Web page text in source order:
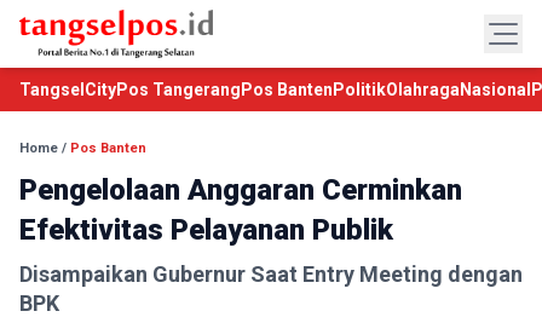
TangselCityPos Tangerang Pos Banten PolitikOlahraga Nasional
Home / Pos Banten
Pengelolaan Anggaran Cerminkan
Efektivitas Pelayanan Publik
Disampaikan Gubernur Saat Entry Meeting dengan
BPK